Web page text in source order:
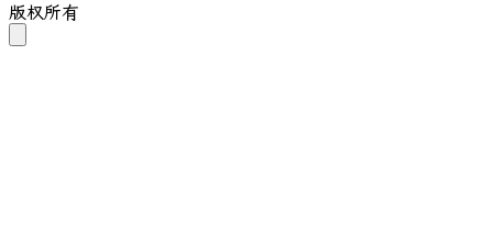
版权所有